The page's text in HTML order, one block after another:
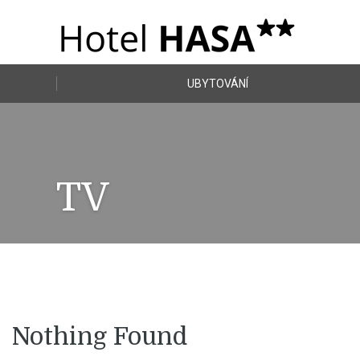
UBYTOVÁNÍ
TV
Nothing Found